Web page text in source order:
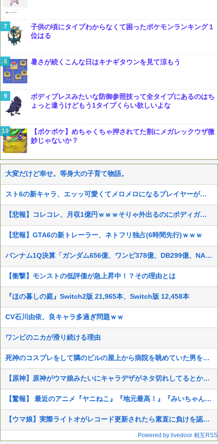
子供の頃にタイプわからなくて困ったポケモンランキング１
位はる
暑さが続くこんな日はキナギタウンを見て涼もう
ボディプレスみたいな防御参照技って全タイプにあるのはち
ょっと違うけどもう1タイプくらい欲しいよな
【ポケポケ】めちゃくちゃ押されてた割にメガレックウザ微
妙じゃないか？
大変だけど幸せ。等身大の子育て物語。
スト6の新キャラ、エッッ可愛くてメロメロになるプレイヤーが続出ｗｗ
【悲報】コレコレ、月収1億円ｗｗｗそりゃ外出るのにボディガードつけるわ…
【悲報】GTA6の新トレーラー、ネトフリ独占(6時間先行)ｗｗｗ
バンナム1Q決算「ガンダム656億、ワンピ378億、DB299億、NARUTO73億、仮面ライダー71億、アンパンマン28億」
【衝撃】モンストの低評価が急上昇中！？その理由とは
『ほの暮しの庭』Switch2版 21,965本、Switch版 12,458本
CV石川由依、良キャラ多過ぎ問題ｗｗ
ワンピのニカが滑り続ける理由
死神のコスプレをして隣のビルの屋上から病院を眺めていた男を逮捕ｗｗｗ
【原神】原神がウマ娘みたいにキャラデザがネタ切れしてるとか言ってる奴いるんだが、そうなの？
【驚報】 最近のアニメ『ヤニねこ』『地元最高！』『みいちゃんと山田さん』『ドカ食いダイスキ！ もちづきさん』
【ウマ娘】実際ライトオがレコード更新されたら素直に負けを認めて称賛しそうだよな
Powered by livedoor 相互RSS